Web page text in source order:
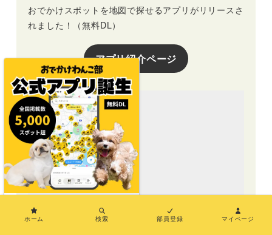
おでかけスポットを地図で探せるアプリがリリースさ
れました！（無料DL）
アプリ紹介ページ
ホーム 検索 部員登録 マイページ